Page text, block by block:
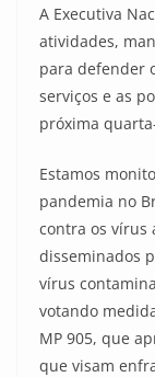
A Executiva
atividades,
para defender
serviços e as
próxima
Estamos
pandemia no
contra os vírus
disseminados
vírus
votando
MP 905, que
que visam